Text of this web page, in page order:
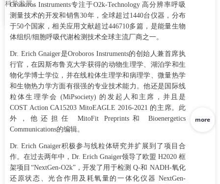
3针对老化的细胞，耗氧率检测精度不够
具有衰老特征的生物样本，常见于代谢率下降，总体质量下降，整体活
间差异，更有甚者，结果呈现反向曲线，需要大量、多次的反复测量确
实验结果，浪费人力时间和样本；
4针对性治疗方法（药物）找不到治疗靶点
位点、衰老相关疾病治疗靶点等等，均与人类的生活质量息息相关；传
的能量代谢测量主要集中在细胞整体层面上，比较细胞与细胞之间的能
代谢变化，无法针对线粒体蛋白复合物进行有效的测量，实验结果泛泛